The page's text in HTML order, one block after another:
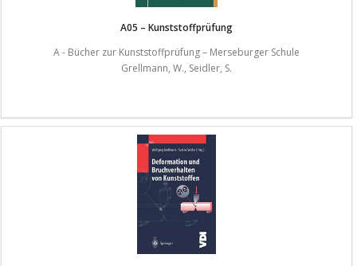
A05 – Kunststoffprüfung
A - Bücher zur Kunststoffprüfung – Merseburger Schule
Grellmann, W., Seidler, S.